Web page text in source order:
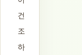
건
조
하